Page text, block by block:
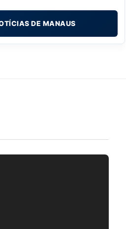
DE MANAUS